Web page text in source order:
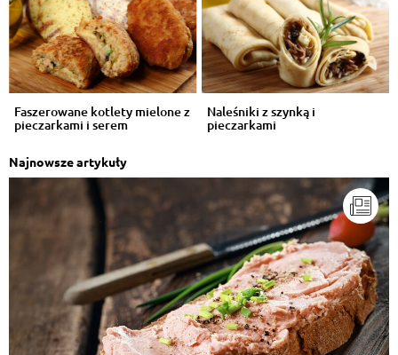
Faszerowane kotlety mielone z
pieczarkami i serem
Naleśniki z szynką i
pieczarkami
Najnowsze artykuły